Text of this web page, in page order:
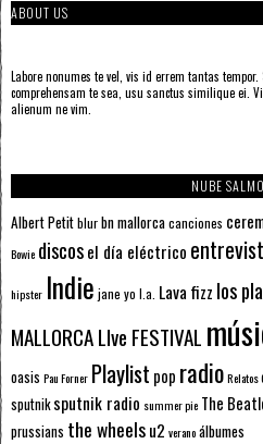
ABOUT US
Labore nonumes te vel, vis id errem tantas
comprehensam te sea, usu sanctus similique ei.
alienum ne vim.
NUBE
Albert Petitblurbn mallorcacanciones
Bowie discosel día eléctrico
hipster Indie jane yo l.a. Lava fizz los
MALLORCA LIve FESTIVAL
oasis Pau Forner Playlist pop radioRelatos
sputnik sputnik radio summer pie The
prussians the wheelsu2 veranoálbumes